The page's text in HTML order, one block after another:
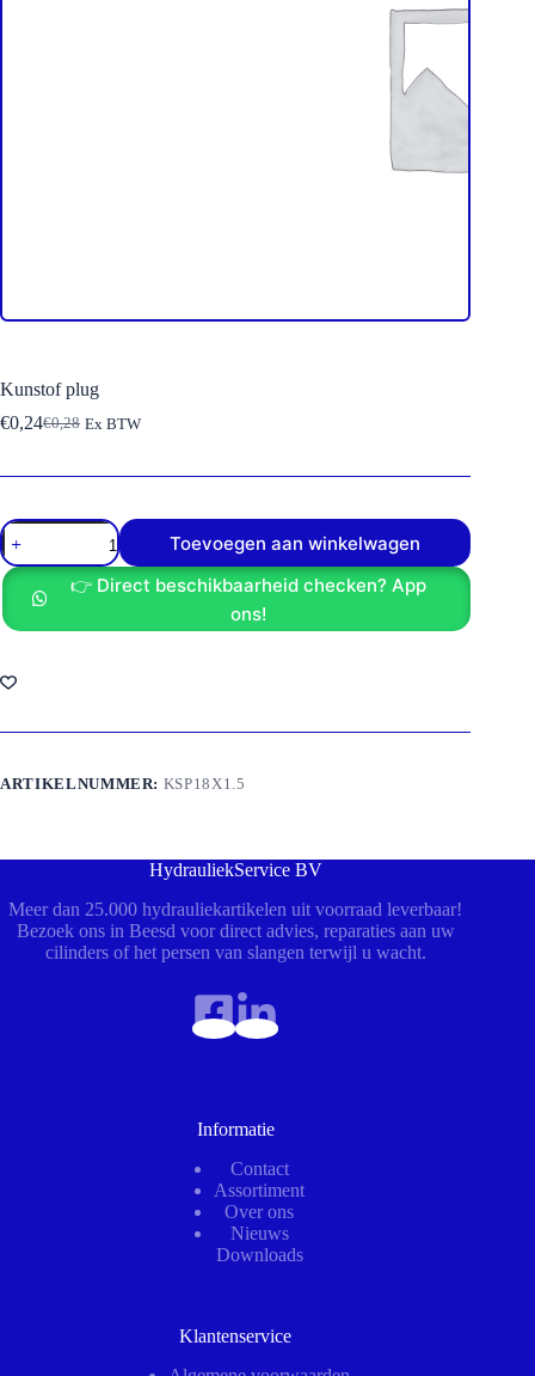
Kunstof plug
€0,28
Oorspronkelijke
was:
€0,24Huidige
is:
Ex BTW
Kunstof
plug
aantal
Toevoegen aan winkelwagen
👉 Direct beschikbaarheid checken? App
ons!
ARTIKELNUMMER: KSP18X1.5
HydrauliekService BV
Meer dan 25.000 hydrauliekartikelen uit voorraad leverbaar!
Bezoek ons in Beesd voor direct advies, reparaties aan uw
cilinders of het persen van slangen terwijl u wacht.
Informatie
Contact
Assortiment
Over ons
Nieuws
Downloads
Klantenservice